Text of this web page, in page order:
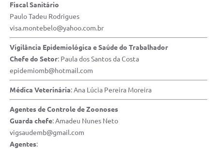
Fiscal Sanitário
Paulo Tadeu Rodrigues
visa.montebelo@yahoo.com.br
Vigilância Epidemiológica e Saúde do Trabalhador
Chefe do Setor: Paula dos Santos da Costa
epidemiomb@hotmail.com
Médica Veterinária: Ana Lúcia Pereira Moreira
Agentes de Controle de Zoonoses
Guarda chefe: Amadeu Nunes Neto
vigsaudemb@gmail.com
Agentes: